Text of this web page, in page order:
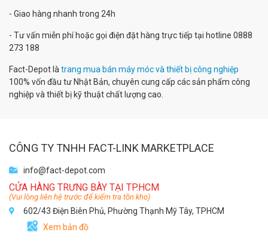
- Giao hàng nhanh trong 24h
- Tư vấn miễn phí hoặc gọi điện đặt hàng trực tiếp tại hotline 0888
273 188
Fact-Depot là trang mua bán máy móc và thiết bị công nghiệp
100% vốn đầu tư Nhật Bản, chuyên cung cấp các sản phẩm công
nghiệp và thiết bị kỹ thuật chất lượng cao.
CÔNG TY TNHH FACT-LINK MARKETPLACE
info@fact-depot.com
CỬA HÀNG TRƯNG BÀY TẠI TP.HCM
(Vui lòng liên hệ trước để kiểm tra tồn kho)
602/43 Điện Biên Phủ, Phường Thạnh Mỹ Tây, TPHCM
Xem bản đồ